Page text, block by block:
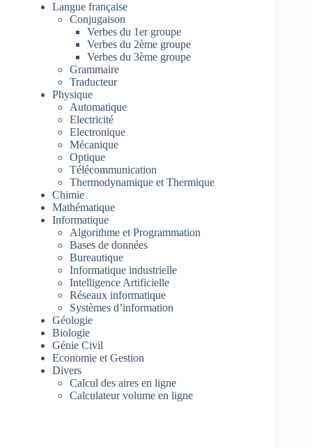
Langue française
Conjugaison
Verbes du 1er groupe
Verbes du 2ème groupe
Verbes du 3ème groupe
Grammaire
Traducteur
Physique
Automatique
Electricité
Electronique
Mécanique
Optique
Télécommunication
Thermodynamique et Thermique
Chimie
Mathématique
Informatique
Algorithme et Programmation
Bases de données
Bureautique
Informatique industrielle
Intelligence Artificielle
Réseaux informatique
Systèmes d’information
Géologie
Biologie
Génie Civil
Economie et Gestion
Divers
Calcul des aires en ligne
Calculateur volume en ligne